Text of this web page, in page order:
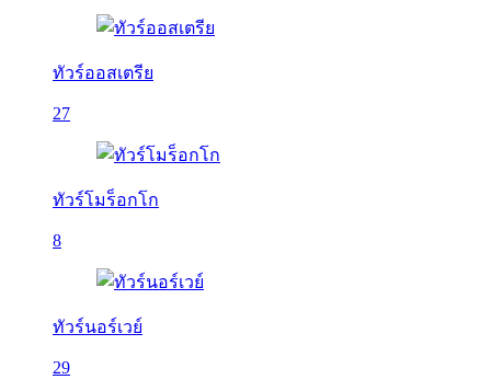
ทัวร์ออสเตรีย
27
ทัวร์โมร็อกโก
8
ทัวร์นอร์เวย์
29